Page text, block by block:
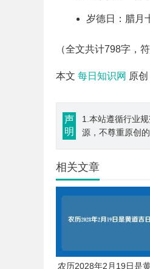
岁德日：腊月
（全文共计798字，
本文 每日知识网 原
声
明
1.本站遵循行业
源，不尊重原创
相关文章
农历2028年2月19日是